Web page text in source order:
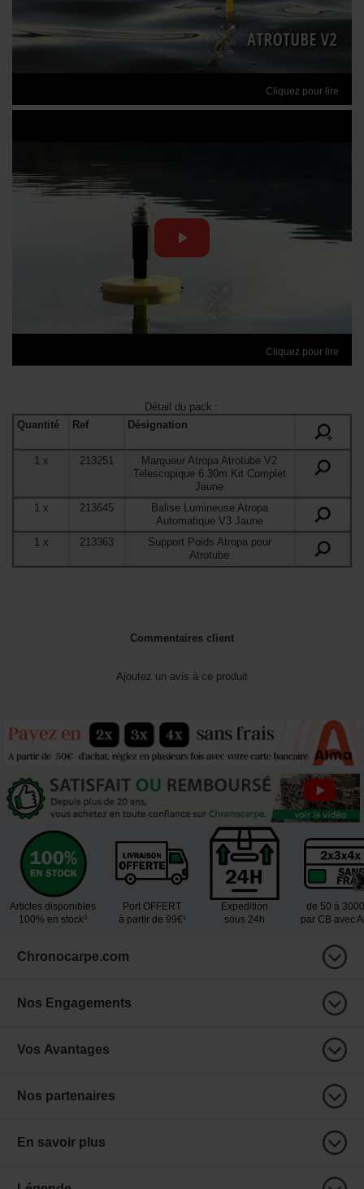
Cliquez pour lire
Cliquez pour lire
Détail du pack :
Quantité
Ref
Désignation
+
1 x 213251
Marqueur Atropa Atrotube V2
Telescopique 6.30m Kit Complet
Jaune
1 x 213645
Balise Lumineuse Atropa
Automatique V3 Jaune
1x 213363
Support Poids Atropa pour
Atrotube
Commentaires client
Ajoutez un avis à ce produit
Articles disponibles
100% en stock³
Port OFFERT
à partir de 99€¹
Expedition
sous 24h
de 50 à
par CB avec
Chronocarpe.com
Nos Engagements
Vos Avantages
Nos partenaires
En savoir plus